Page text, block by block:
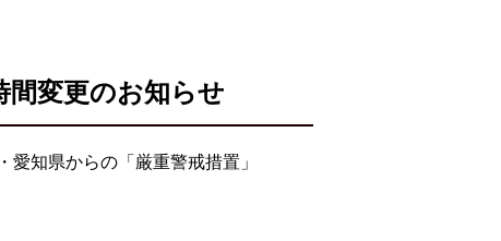
間変更のお知らせ
知県からの「厳重警戒措置」